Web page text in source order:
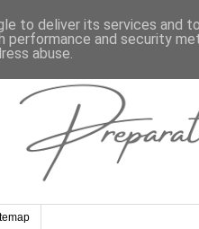
to deliver its services and
performance and security
abuse.